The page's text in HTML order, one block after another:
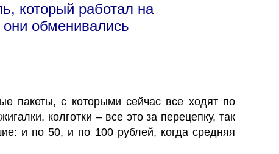
который работал на
они обменивались
пакеты, с которыми сейчас все ходят по
колготки – все это за перецепку, так
и по 50, и по 100 рублей, когда средняя